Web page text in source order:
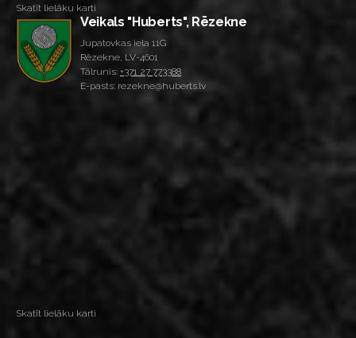
Skatīt lielāku karti
Veikals "Huberts", Rēzekne
Jupatovkas iela 11G
Rēzekne, LV-4601
Tālrunis: +371 27 773388
E-pasts: rezekne@huberts.lv
Skatīt lielāku karti